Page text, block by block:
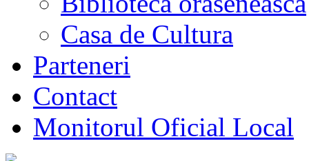
Casa de Cultura
Parteneri
Contact
Monitorul Oficial Local